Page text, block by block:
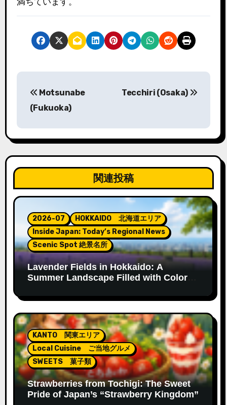
稿
ナ
ビ
ゲ
ー
シ
ョ
ン
Motsunabe
(Fukuoka)
Tecchiri (Osaka)
関連投稿
2026-07
HOKKAIDO 北海道エリア
Inside Japan: Today’s Regional News
Scenic Spot 絶景名所
Lavender Fields in Hokkaido: A
Summer Landscape Filled with Color
KANTO 関東エリア
Local Cuisine ご当地グルメ
SWEETS 菓子類
Strawberries from Tochigi: The Sweet
Pride of Japan’s “Strawberry Kingdom”